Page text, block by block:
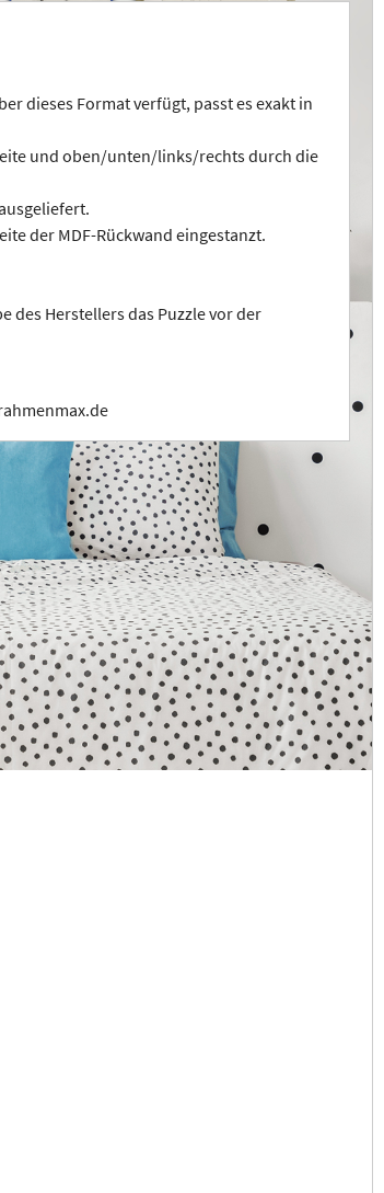
dieses Format verfügt, passt es exakt in
und oben/unten/links/rechts durch die
der MDF-Rückwand eingestanzt.
des Herstellers das Puzzle vor der